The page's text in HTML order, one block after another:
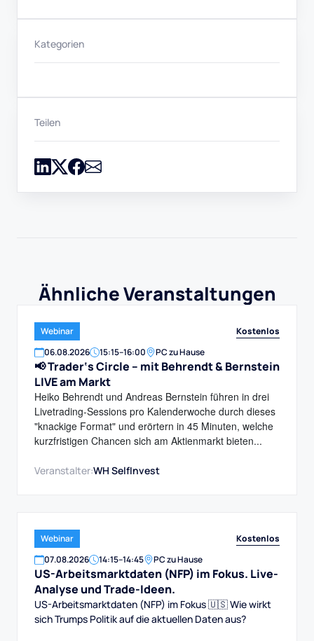
Kategorien
Teilen
Ähnliche Veranstaltungen
Webinar
Kostenlos
06.08.2026 15:15–16:00 PC zu Hause
📢 Trader‘s Circle – mit Behrendt & Bernstein
LIVE am Markt
Heiko Behrendt und Andreas Bernstein führen in drei
Livetrading-Sessions pro Kalenderwoche durch dieses
"knackige Format" und erörtern in 45 Minuten, welche
kurzfristigen Chancen sich am Aktienmarkt bieten...
Veranstalter:WH SelfInvest
Webinar
Kostenlos
07.08.2026 14:15–14:45 PC zu Hause
US-Arbeitsmarktdaten (NFP) im Fokus. Live-
Analyse und Trade-Ideen.
US-Arbeitsmarktdaten (NFP) im Fokus 🇺🇸 Wie wirkt
sich Trumps Politik auf die aktuellen Daten aus?